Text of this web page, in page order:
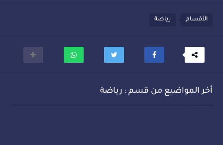
الأقسام رياضة
أخر المواضيع من قسم : رياضة